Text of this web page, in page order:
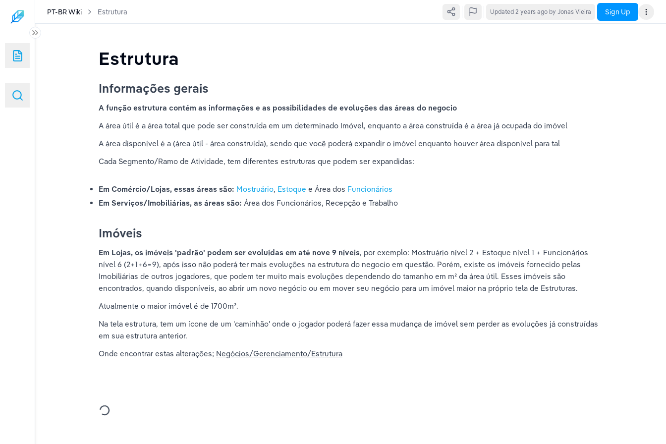
PT-BR Wiki Estrutura Updated 2 years ago by Jonas Vieira Sign Up
Estrutura
Informações gerais
A função estrutura contém as informações e as possibilidades de evoluções das áreas do negocio
A área útil é a área total que pode ser construída em um determinado Imóvel, enquanto a área construída é a área já ocupada do imóvel
A área disponível é a (área útil - área construída), sendo que você poderá expandir o imóvel enquanto houver área disponível para tal
Cada Segmento/Ramo de Atividade, tem diferentes estruturas que podem ser expandidas:
Em Comércio/Lojas, essas áreas são: Mostruário, Estoque e Área dos Funcionários
Em Serviços/Imobiliárias, as áreas são: Área dos Funcionários, Recepção e Trabalho
Imóveis
Em Lojas, os imóveis 'padrão' podem ser evoluídas em até nove 9 níveis, por exemplo: Mostruário nível 2 + Estoque nível 1 + Funcionários
nível 6 (2+1+6=9), após isso não poderá ter mais evoluções na estrutura do negocio em questão. Porém, existe os imóveis fornecido pelas
Imobiliárias de outros jogadores, que podem ter muito mais evoluções dependendo do tamanho em m² da área útil. Esses imóveis são
encontrados, quando disponíveis, ao abrir um novo negócio ou em mover seu negócio para um imóvel maior na próprio tela de Estruturas.
Atualmente o maior imóvel é de 1700m².
Na tela estrutura, tem um ícone de um 'caminhão' onde o jogador poderá fazer essa mudança de imóvel sem perder as evoluções já construídas
em sua estrutura anterior.
Onde encontrar estas alterações; Negócios/Gerenciamento/Estrutura